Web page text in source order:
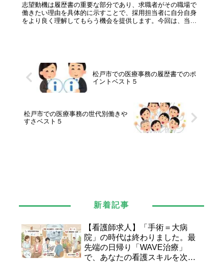
志望動機は履歴書の重要な部分であり、求職者がその職場で
働きたい理由を具体的に示すことで、採用担当者に自分自身
をより良く理解してもらう機会を提供します。今回は、当ク
松戸市での医療事務の履歴書でのポ
イントベスト５
松戸市での医療事務の世代別働きや
すさベスト５
新着記事
【看護師求人】「手術＝大病
院」の時代は終わりました。最
先端の日帰り「WAVE治療」
で、あなたの看護スキルを次の